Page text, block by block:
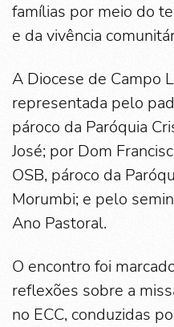
famílias por meio do
e da vivência
A Diocese de Campo
representada pelo
pároco da Paróquia
José; por Dom
OSB, pároco da
Morumbi; e pelo
Ano Pastoral.
O encontro foi
reflexões sobre a
no ECC, conduzidas